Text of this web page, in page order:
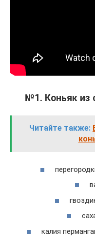
№1. Коньяк из
Читайте также:
калия